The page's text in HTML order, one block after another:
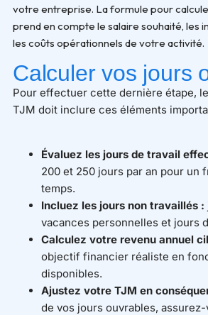
votre entreprise. La formule pour
prend en compte le salaire souhaité, les
les coûts opérationnels de votre activité.
Calculer vos jours
Pour effectuer cette dernière étape,
TJM doit inclure ces éléments
Évaluez les jours de travail
200 et 250 jours par an pour un
temps.
Incluez les jours non travaillés :
vacances personnelles et jours
Calculez votre revenu annuel
objectif financier réaliste en
disponibles.
Ajustez votre TJM en
de vos jours ouvrables,